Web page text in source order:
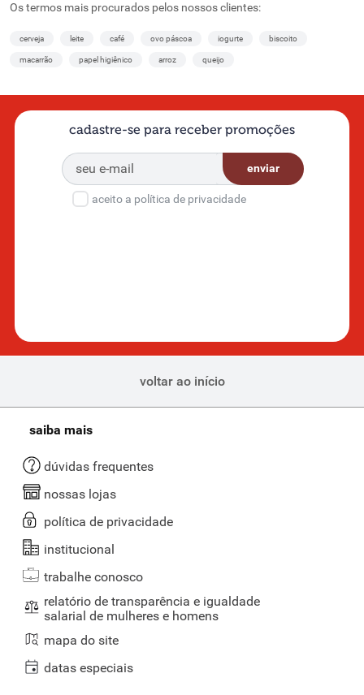
Os termos mais procurados pelos nossos clientes:
cerveja leite café ovo páscoa iogurte biscoito
macarrão papel higiênico arroz queijo
cadastre-se para receber promoções
enviar
aceito a política de privacidade
voltar ao início
saiba mais
dúvidas frequentes
nossas lojas
política de privacidade
institucional
trabalhe conosco
relatório de transparência e igualdade
salarial de mulheres e homens
mapa do site
datas especiais